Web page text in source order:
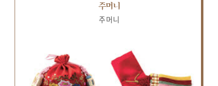
주머니
주머니